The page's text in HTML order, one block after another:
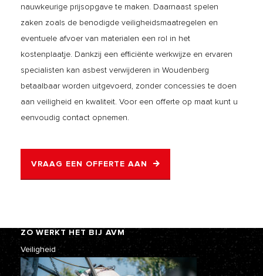
nauwkeurige prijsopgave te maken. Daarnaast spelen
zaken zoals de benodigde veiligheidsmaatregelen en
eventuele afvoer van materialen een rol in het
kostenplaatje. Dankzij een efficiënte werkwijze en ervaren
specialisten kan asbest verwijderen in Woudenberg
betaalbaar worden uitgevoerd, zonder concessies te doen
aan veiligheid en kwaliteit. Voor een offerte op maat kunt u
eenvoudig contact opnemen.
VRAAG EEN OFFERTE AAN
ZO WERKT HET BIJ AVM
Veiligheid